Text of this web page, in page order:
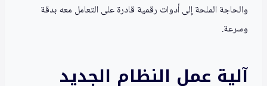
والحاجة الملحة إلى أدوات رقمية قادرة على التعامل معه بدقة
وسرعة.
آلية عمل النظام الجديد